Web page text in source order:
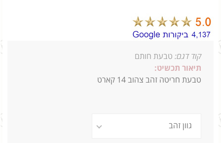
קוד דגם: טבעת חותם
תיאור תכשיט:
טבעת חריטה זהב צהוב 14 קארט